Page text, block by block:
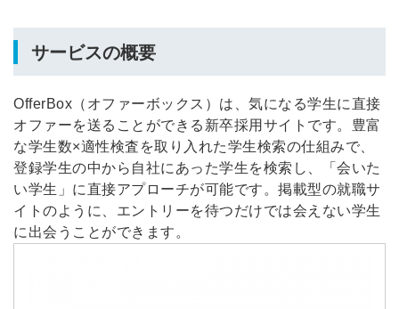
サービスの概要
OfferBox（オファーボックス）は、気になる学生に直接
オファーを送ることができる新卒採用サイトです。豊富
な学生数×適性検査を取り入れた学生検索の仕組みで、
登録学生の中から自社にあった学生を検索し、「会いた
い学生」に直接アプローチが可能です。掲載型の就職サ
イトのように、エントリーを待つだけでは会えない学生
に出会うことができます。